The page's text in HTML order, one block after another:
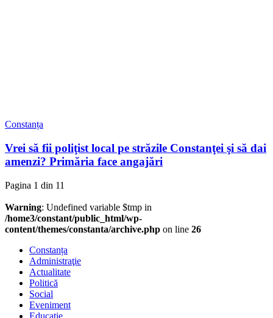
Constanța
Vrei să fii poliţist local pe străzile Constanţei şi să dai
amenzi? Primăria face angajări
Pagina 1 din 11
Warning: Undefined variable $tmp in
/home3/constant/public_html/wp-
content/themes/constanta/archive.php on line 26
Constanța
Administraţie
Actualitate
Politică
Social
Eveniment
Educaţie